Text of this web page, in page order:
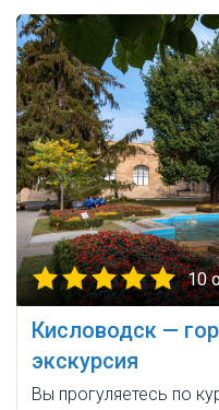
10
Кисловодск —
экскурсия
Вы прогуляетесь по